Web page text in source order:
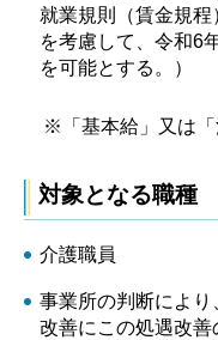
就業規則（賃金規
を考慮して、令和6
を可能とする。）
※「基本給」又は「
対象となる職種
介護職員
事業所の判断によ
改善にこの処遇改善